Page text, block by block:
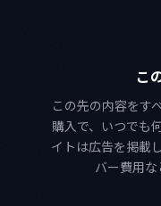
こ
この先の内容をす
購入で、いつでも
イトは広告を掲載
バー費用な